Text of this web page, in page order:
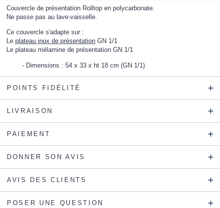
Couvercle de présentation Rolltop en polycarbonate.
Ne passe pas au lave-vaisselle.
Ce couvercle s'adapte sur :
Leplateau inox de présentation GN 1/1
Leplateau mélamine de présentation GN 1/1
Dimensions : 54 x 33 x ht 18 cm (GN 1/1)
POINTS FIDÉLITÉ
LIVRAISON
PAIEMENT
DONNER SON AVIS
AVIS DES CLIENTS
POSER UNE QUESTION